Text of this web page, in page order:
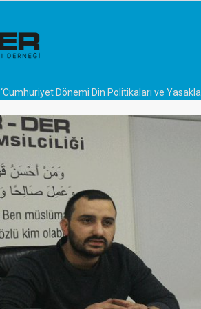
‘Cumhuriyet Dönemi Din Politikaları ve